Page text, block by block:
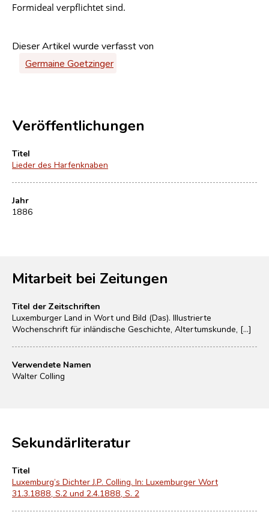
Formideal verpflichtet sind.
Dieser Artikel wurde verfasst von
Germaine Goetzinger
Veröffentlichungen
Titel
Lieder des Harfenknaben
Jahr
1886
Mitarbeit bei Zeitungen
Titel der Zeitschriften
Luxemburger Land in Wort und Bild (Das). Illustrierte
Wochenschrift für inländische Geschichte, Altertumskunde, [...]
Verwendete Namen
Walter Colling
Sekundärliteratur
Titel
Luxemburg’s Dichter J.P. Colling. In: Luxemburger Wort
31.3.1888, S.2 und 2.4.1888, S. 2